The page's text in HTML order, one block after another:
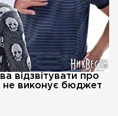
відзвітувати про
виконує бюджет